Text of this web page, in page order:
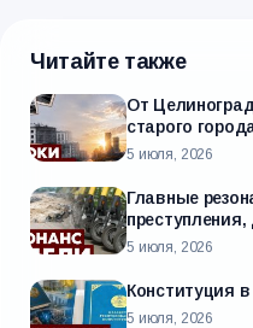
Читайте также
От
старого
5 июля, 2026
Главные
5 июля, 2026
Конституция
5 июля, 2026